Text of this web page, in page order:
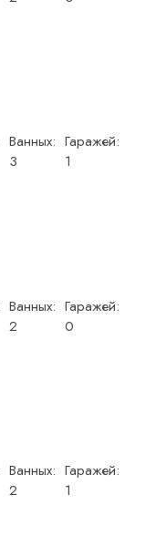
Ванных:
3
Гаражей:
1
Ванных:
2
Гаражей:
0
Ванных:
2
Гаражей:
1